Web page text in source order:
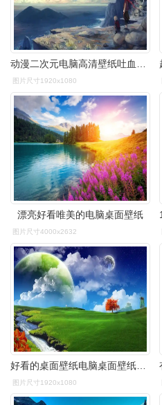
动漫二次元电脑高清壁纸吐血推荐 - 知乎
图片尺寸1920x1080
漂亮好看唯美的电脑桌面壁纸
图片尺寸4000x2632
图片尺寸1920x1080